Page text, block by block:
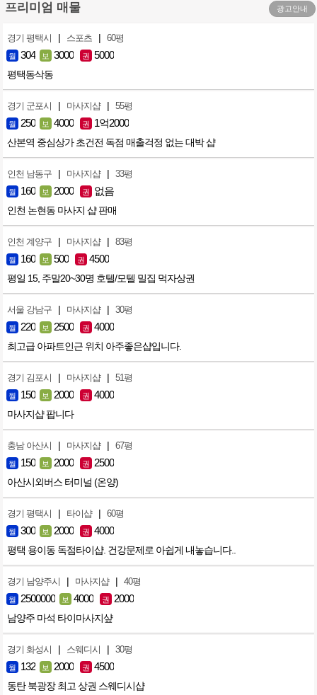
프리미엄 매물 광고안내
경기 평택시 | 스포츠 | 60평
월 304 보 3000 권 5000
평택동삭동
경기 군포시 | 마사지샵 | 55평
월 250 보 4000 권 1억2000
산본역 중심상가 초건전 독점 매출걱정 없는 대박 샵
인천 남동구 | 마사지샵 | 33평
월 160 보 2000 권 없음
인천 논현동 마사지 샵 판매
인천 계양구 | 마사지샵 | 83평
월 160 보 500 권 4500
평일 15, 주말20~30명 호텔/모텔 밀집 먹자상권
서울 강남구 | 마사지샵 | 30평
월 220 보 2500 권 4000
최고급 아파트인근 위치 아주좋은샵입니다.
경기 김포시 | 마사지샵 | 51평
월 150 보 2000 권 4000
마사지샵 팝니다
충남 아산시 | 마사지샵 | 67평
월 150 보 2000 권 2500
아산시외버스 터미널 (온양)
경기 평택시 | 타이샵 | 60평
월 300 보 2000 권 4000
평택 용이동 독점타이샵. 건강문제로 아쉽게 내놓습니다..
경기 남양주시 | 마사지샵 | 40평
월 2500000 보 4000 권 2000
남양주 마석 타이마사지샾
경기 화성시 | 스웨디시 | 30평
월 132 보 2000 권 4500
동탄 북광장 최고 상권 스웨디시샵